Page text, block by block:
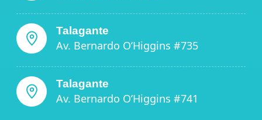
Talagante
Av. Bernardo O’Higgins #735
Talagante
Av. Bernardo O’Higgins #741